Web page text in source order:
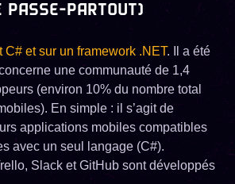
PARTOUT)
C# et sur un framework .NET. Il a été
une communauté de 1,4
(environ 10% du nombre total
En simple : il s’agit de
applications mobiles compatibles
avec un seul langage (C#).
Slack et GitHub sont développés